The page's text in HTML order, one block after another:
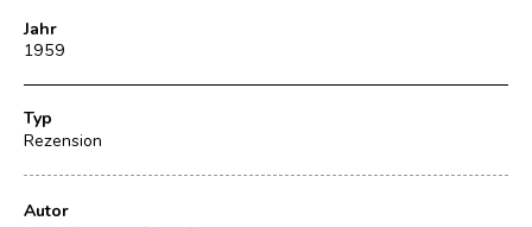
Jahr
1959
Typ
Rezension
Autor